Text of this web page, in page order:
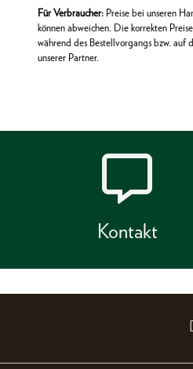
Für Verbraucher: Preise bei unseren
können abweichen. Die korrekten
während des Bestellvorgangs bzw. auf
unserer Partner.
Kontakt